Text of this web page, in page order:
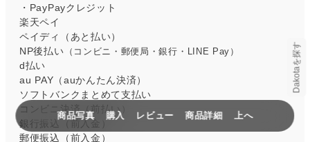
・PayPayクレジット
楽天ペイ
ペイディ（あと払い）
NP後払い （コンビニ・郵便局・銀行・LINE Pay）
d払い
au PAY（auかんたん決済）
ソフトバンクまとめて支払い
コンビニ決済（前払い）
銀行振込（前入金）
郵便振込（前入金）
Dakotaを探す
商品写真 購入 レビュー 商品詳細 上へ